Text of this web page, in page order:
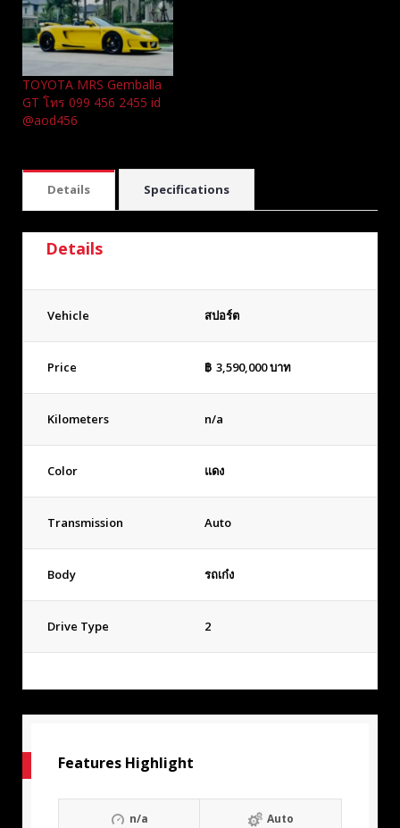
TOYOTA MRS Gemballa
GT โทร 099 456 2455 id
@aod456
Details Specifications
Details
Vehicle สปอร์ต
Price ฿ 3,590,000บาท
Kilometers n/a
Color แดง
Transmission Auto
Body รถเก๋ง
Drive Type 2
Features Highlight
n/a Auto